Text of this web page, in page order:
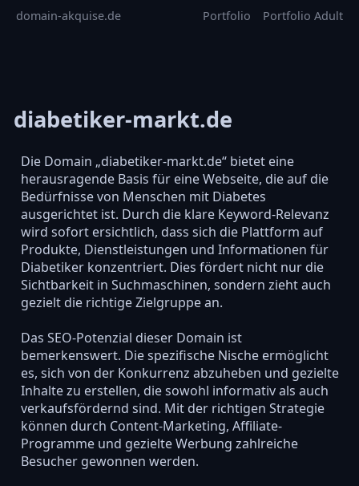
domain-akquise.de Portfolio Portfolio Adult
diabetiker-markt.de
Die Domain „diabetiker-markt.de“ bietet eine
herausragende Basis für eine Webseite, die auf die
Bedürfnisse von Menschen mit Diabetes
ausgerichtet ist. Durch die klare Keyword-Relevanz
wird sofort ersichtlich, dass sich die Plattform auf
Produkte, Dienstleistungen und Informationen für
Diabetiker konzentriert. Dies fördert nicht nur die
Sichtbarkeit in Suchmaschinen, sondern zieht auch
gezielt die richtige Zielgruppe an.
Das SEO-Potenzial dieser Domain ist
bemerkenswert. Die spezifische Nische ermöglicht
es, sich von der Konkurrenz abzuheben und gezielte
Inhalte zu erstellen, die sowohl informativ als auch
verkaufsfördernd sind. Mit der richtigen Strategie
können durch Content-Marketing, Affiliate-
Programme und gezielte Werbung zahlreiche
Besucher gewonnen werden.